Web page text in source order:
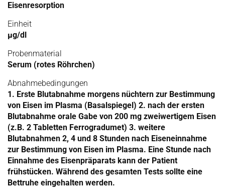
Eisenresorption
Einheit
µg/dl
Probenmaterial
Serum (rotes Röhrchen)
Abnahmebedingungen
1. Erste Blutabnahme morgens nüchtern zur Bestimmung
von Eisen im Plasma (Basalspiegel) 2. nach der ersten
Blutabnahme orale Gabe von 200 mg zweiwertigem Eisen
(z.B. 2 Tabletten Ferrogradumet) 3. weitere
Blutabnahmen 2, 4 und 8 Stunden nach Eiseneinnahme
zur Bestimmung von Eisen im Plasma. Eine Stunde nach
Einnahme des Eisenpräparats kann der Patient
frühstücken. Während des gesamten Tests sollte eine
Bettruhe eingehalten werden.